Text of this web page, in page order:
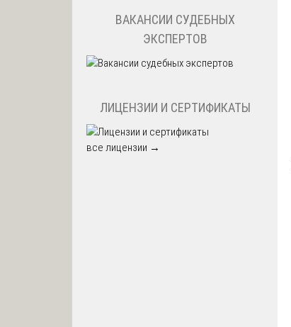
ВАКАНСИИ СУДЕБНЫХ
ЭКСПЕРТОВ
ЛИЦЕНЗИИ И СЕРТИФИКАТЫ
все лицензии →